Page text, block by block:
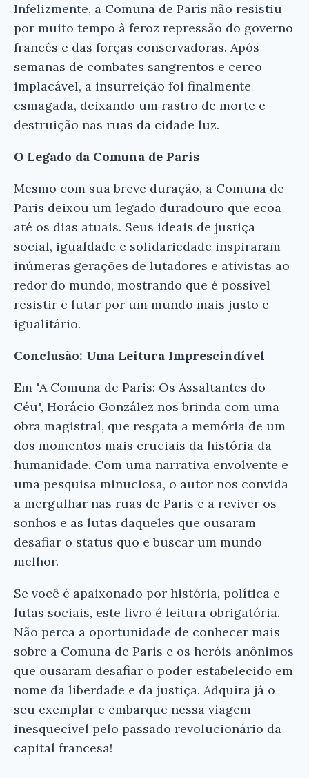
Infelizmente, a Comuna de Paris não resistiu
por muito tempo à feroz repressão do governo
francês e das forças conservadoras. Após
semanas de combates sangrentos e cerco
implacável, a insurreição foi finalmente
esmagada, deixando um rastro de morte e
destruição nas ruas da cidade luz.
O Legado da Comuna de Paris
Mesmo com sua breve duração, a Comuna de
Paris deixou um legado duradouro que ecoa
até os dias atuais. Seus ideais de justiça
social, igualdade e solidariedade inspiraram
inúmeras gerações de lutadores e ativistas ao
redor do mundo, mostrando que é possível
resistir e lutar por um mundo mais justo e
igualitário.
Conclusão: Uma Leitura Imprescindível
Em "A Comuna de Paris: Os Assaltantes do
Céu", Horácio González nos brinda com uma
obra magistral, que resgata a memória de um
dos momentos mais cruciais da história da
humanidade. Com uma narrativa envolvente e
uma pesquisa minuciosa, o autor nos convida
a mergulhar nas ruas de Paris e a reviver os
sonhos e as lutas daqueles que ousaram
desafiar o status quo e buscar um mundo
melhor.
Se você é apaixonado por história, política e
lutas sociais, este livro é leitura obrigatória.
Não perca a oportunidade de conhecer mais
sobre a Comuna de Paris e os heróis anônimos
que ousaram desafiar o poder estabelecido em
nome da liberdade e da justiça. Adquira já o
seu exemplar e embarque nessa viagem
inesquecível pelo passado revolucionário da
capital francesa!